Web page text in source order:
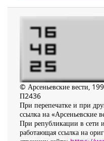
© Арсеньевские вести,
П2436
При перепечатке и при
ссылка на «Арсеньевские
При републикации в сети
работающая ссылка на